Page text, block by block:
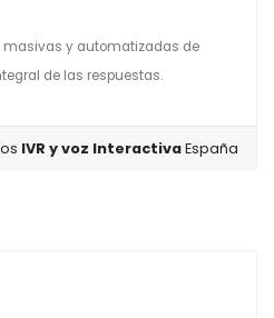
y automatizadas de
de las respuestas.
IVR y voz InteractivaEspaña